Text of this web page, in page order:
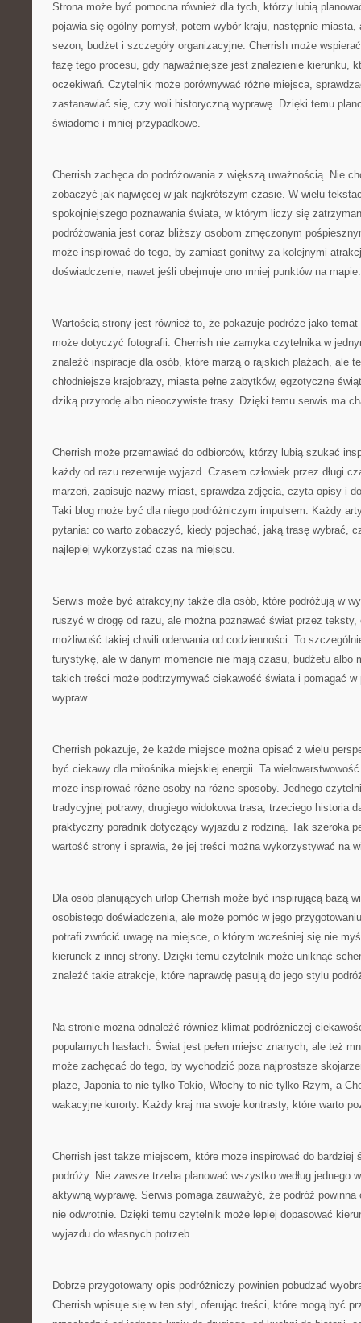
Strona może być pomocna również dla tych, którzy lubią
pojawia się ogólny pomysł, potem wybór kraju, następnie
sezon, budżet i szczegóły organizacyjne. Cherrish może
fazę tego procesu, gdy najważniejsze jest znalezienie kierunku,
oczekiwań. Czytelnik może porównywać różne miejsca,
zastanawiać się, czy woli historyczną wyprawę. Dzięki temu
świadome i mniej przypadkowe.
Cherrish zachęca do podróżowania z większą uważnością. Nie
zobaczyć jak najwięcej w jak najkrótszym czasie. W wielu
spokojniejszego poznawania świata, w którym liczy się
podróżowania jest coraz bliższy osobom zmęczonym
może inspirować do tego, by zamiast gonitwy za kolejnymi
doświadczenie, nawet jeśli obejmuje ono mniej punktów na mapie.
Wartością strony jest również to, że pokazuje podróże jako
może dotyczyć fotografii. Cherrish nie zamyka czytelnika w
znaleźć inspiracje dla osób, które marzą o rajskich plażach, ale
chłodniejsze krajobrazy, miasta pełne zabytków, egzotyczne
dziką przyrodę albo nieoczywiste trasy. Dzięki temu serwis ma
Cherrish może przemawiać do odbiorców, którzy lubią szukać
każdy od razu rezerwuje wyjazd. Czasem człowiek przez długi
marzeń, zapisuje nazwy miast, sprawdza zdjęcia, czyta opisy i
Taki blog może być dla niego podróżniczym impulsem. Każdy
pytania: co warto zobaczyć, kiedy pojechać, jaką trasę wybrać,
najlepiej wykorzystać czas na miejscu.
Serwis może być atrakcyjny także dla osób, które podróżują w
ruszyć w drogę od razu, ale można poznawać świat przez
możliwość takiej chwili oderwania od codzienności. To
turystykę, ale w danym momencie nie mają czasu, budżetu albo
takich treści może podtrzymywać ciekawość świata i pomagać w
wypraw.
Cherrish pokazuje, że każde miejsce można opisać z wielu
być ciekawy dla miłośnika miejskiej energii. Ta
może inspirować różne osoby na różne sposoby. Jednego
tradycyjnej potrawy, drugiego widokowa trasa, trzeciego historia
praktyczny poradnik dotyczący wyjazdu z rodziną. Tak szeroka
wartość strony i sprawia, że jej treści można wykorzystywać na
Dla osób planujących urlop Cherrish może być inspirującą bazą
osobistego doświadczenia, ale może pomóc w jego
potrafi zwrócić uwagę na miejsce, o którym wcześniej się nie
kierunek z innej strony. Dzięki temu czytelnik może uniknąć
znaleźć takie atrakcje, które naprawdę pasują do jego stylu
Na stronie można odnaleźć również klimat podróżniczej
popularnych hasłach. Świat jest pełen miejsc znanych, ale też
może zachęcać do tego, by wychodzić poza najprostsze
plaże, Japonia to nie tylko Tokio, Włochy to nie tylko Rzym, a
wakacyjne kurorty. Każdy kraj ma swoje kontrasty, które warto
Cherrish jest także miejscem, które może inspirować do bardziej
podróży. Nie zawsze trzeba planować wszystko według jednego
aktywną wyprawę. Serwis pomaga zauważyć, że podróż powinna
nie odwrotnie. Dzięki temu czytelnik może lepiej dopasować
wyjazdu do własnych potrzeb.
Dobrze przygotowany opis podróżniczy powinien pobudzać
Cherrish wpisuje się w ten styl, oferując treści, które mogą być